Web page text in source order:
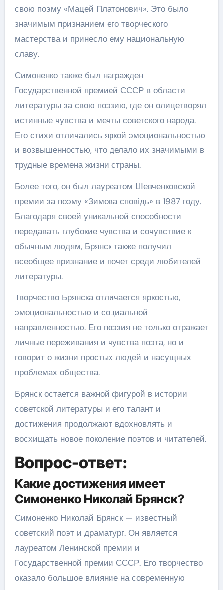
свою поэму «Мацей Платонович». Это было
значимым признанием его творческого
мастерства и принесло ему национальную
славу.
Симоненко также был награжден
Государственной премией СССР в области
литературы за свою поэзию, где он олицетворял
истинные чувства и мечты советского народа.
Его стихи отличались яркой эмоциональностью
и возвышенностью, что делало их значимыми в
трудные времена жизни страны.
Более того, он был лауреатом Шевченковской
премии за поэму «Зимова сповiдь» в 1987 году.
Благодаря своей уникальной способности
передавать глубокие чувства и сочувствие к
обычным людям, Брянск также получил
всеобщее признание и почет среди любителей
литературы.
Творчество Брянска отличается яркостью,
эмоциональностью и социальной
направленностью. Его поэзия не только отражает
личные переживания и чувства поэта, но и
говорит о жизни простых людей и насущных
проблемах общества.
Брянск остается важной фигурой в истории
советской литературы и его талант и
достижения продолжают вдохновлять и
восхищать новое поколение поэтов и читателей.
Вопрос-ответ:
Какие достижения имеет
Симоненко Николай Брянск?
Симоненко Николай Брянск — известный
советский поэт и драматург. Он является
лауреатом Ленинской премии и
Государственной премии СССР. Его творчество
оказало большое влияние на современную